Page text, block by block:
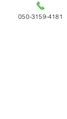
最新記事
050-3159-4181